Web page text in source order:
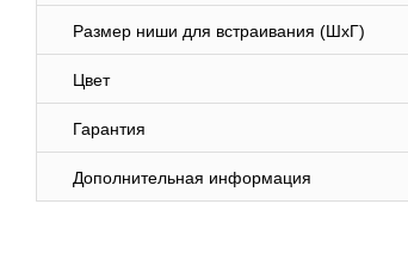
Размер ниши для встраивания (ШхГ)
Цвет
Гарантия
Дополнительная информация